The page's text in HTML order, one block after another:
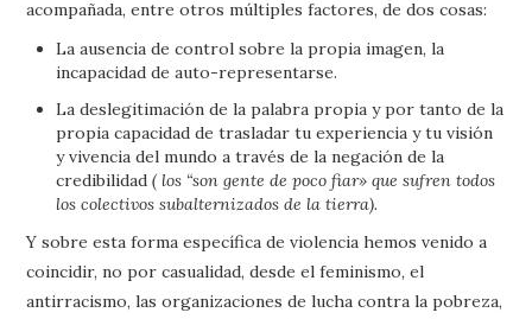
acompañada, entre otros múltiples factores, de dos cosas:
La ausencia de control sobre la propia imagen, la
incapacidad de auto-representarse.
La deslegitimación de la palabra propia y por tanto de la
propia capacidad de trasladar tu experiencia y tu visión
y vivencia del mundo a través de la negación de la
credibilidad( los “son gente de poco fiar» que sufren todos
los colectivos subalternizados de la tierra).
Y sobre esta forma específica de violencia hemos venido a
coincidir, no por casualidad, desde el feminismo, el
antirracismo, las organizaciones de lucha contra la pobreza,